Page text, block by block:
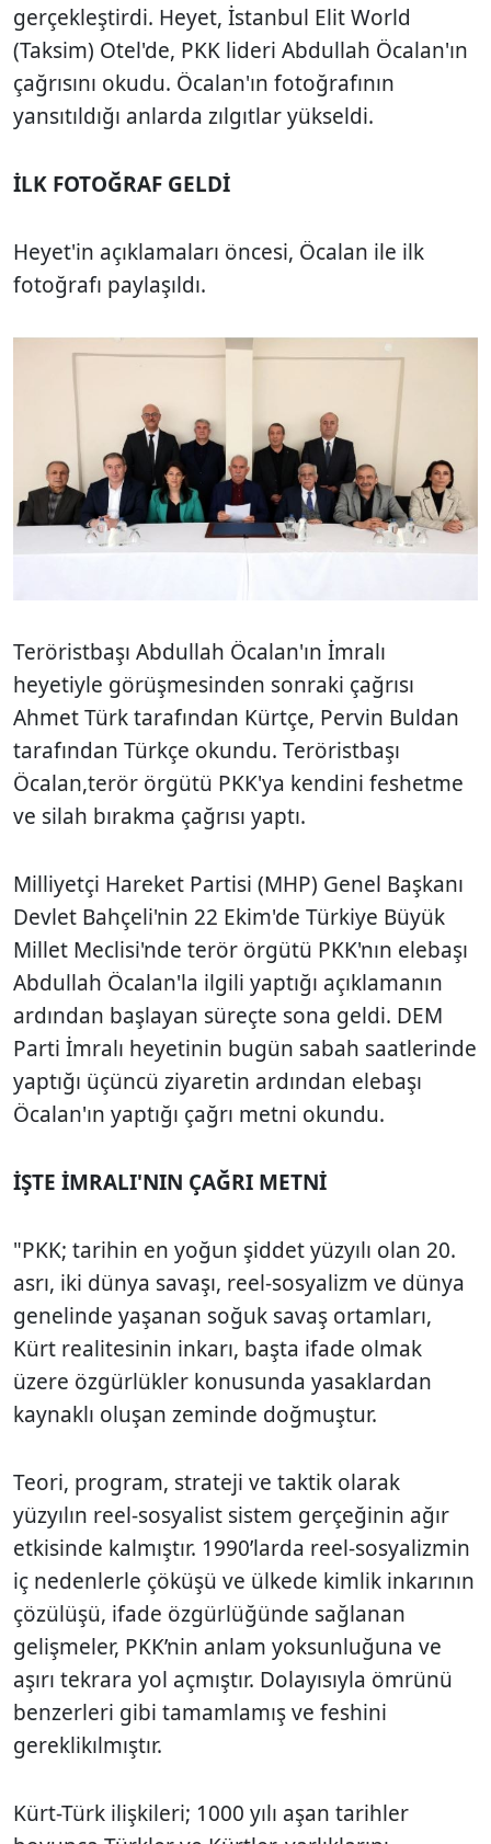
gerçekleştirdi. Heyet, İstanbul Elit World
(Taksim) Otel'de, PKK lideri Abdullah Öcalan'ın
çağrısını okudu. Öcalan'ın fotoğrafının
yansıtıldığı anlarda zılgıtlar yükseldi.
İLK FOTOĞRAF GELDİ
Heyet'in açıklamaları öncesi, Öcalan ile ilk
fotoğrafı paylaşıldı.
Teröristbaşı Abdullah Öcalan'ın İmralı
heyetiyle görüşmesinden sonraki çağrısı
Ahmet Türk tarafından Kürtçe, Pervin Buldan
tarafından Türkçe okundu. Teröristbaşı
Öcalan,terör örgütü PKK'ya kendini feshetme
ve silah bırakma çağrısı yaptı.
Milliyetçi Hareket Partisi (MHP) Genel Başkanı
Devlet Bahçeli'nin 22 Ekim'de Türkiye Büyük
Millet Meclisi'nde terör örgütü PKK'nın elebaşı
Abdullah Öcalan'la ilgili yaptığı açıklamanın
ardından başlayan süreçte sona geldi. DEM
Parti İmralı heyetinin bugün sabah saatlerinde
yaptığı üçüncü ziyaretin ardından elebaşı
Öcalan'ın yaptığı çağrı metni okundu.
İŞTE İMRALI'NIN ÇAĞRI METNİ
"PKK; tarihin en yoğun şiddet yüzyılı olan 20.
asrı, iki dünya savaşı, reel-sosyalizm ve dünya
genelinde yaşanan soğuk savaş ortamları,
Kürt realitesinin inkarı, başta ifade olmak
üzere özgürlükler konusunda yasaklardan
kaynaklı oluşan zeminde doğmuştur.
Teori, program, strateji ve taktik olarak
yüzyılın reel-sosyalist sistem gerçeğinin ağır
etkisinde kalmıştır. 1990’larda reel-sosyalizmin
iç nedenlerle çöküşü ve ülkede kimlik inkarının
çözülüşü, ifade özgürlüğünde sağlanan
gelişmeler, PKK’nin anlam yoksunluğuna ve
aşırı tekrara yol açmıştır. Dolayısıyla ömrünü
benzerleri gibi tamamlamış ve feshini
gereklikılmıştır.
Kürt-Türk ilişkileri; 1000 yılı aşan tarihler